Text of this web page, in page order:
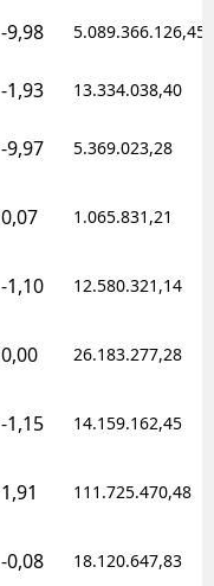
-9,98 5.089.366.126,45
-1,93 13.334.038,40
-9,97 5.369.023,28
0,07 1.065.831,21
-1,10 12.580.321,14
0,00 26.183.277,28
-1,15 14.159.162,45
1,91 111.725.470,48
-0,08 18.120.647,83